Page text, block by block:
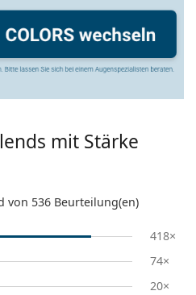
mit Stärke
von 536 Beurteilung(en)
418×
74×
20×